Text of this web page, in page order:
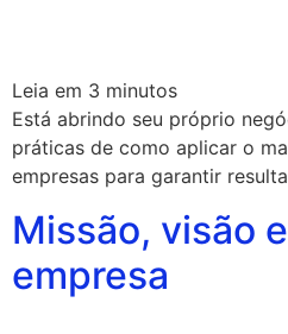
Leia em 3 minutos
Está abrindo seu próprio
práticas de como aplicar o
empresas para garantir
Missão, visão
empresa